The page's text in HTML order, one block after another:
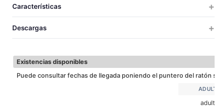
Características
Descargas
Existencias disponibles
Puede consultar fechas de llegada poniendo el puntero del ratón
adulto